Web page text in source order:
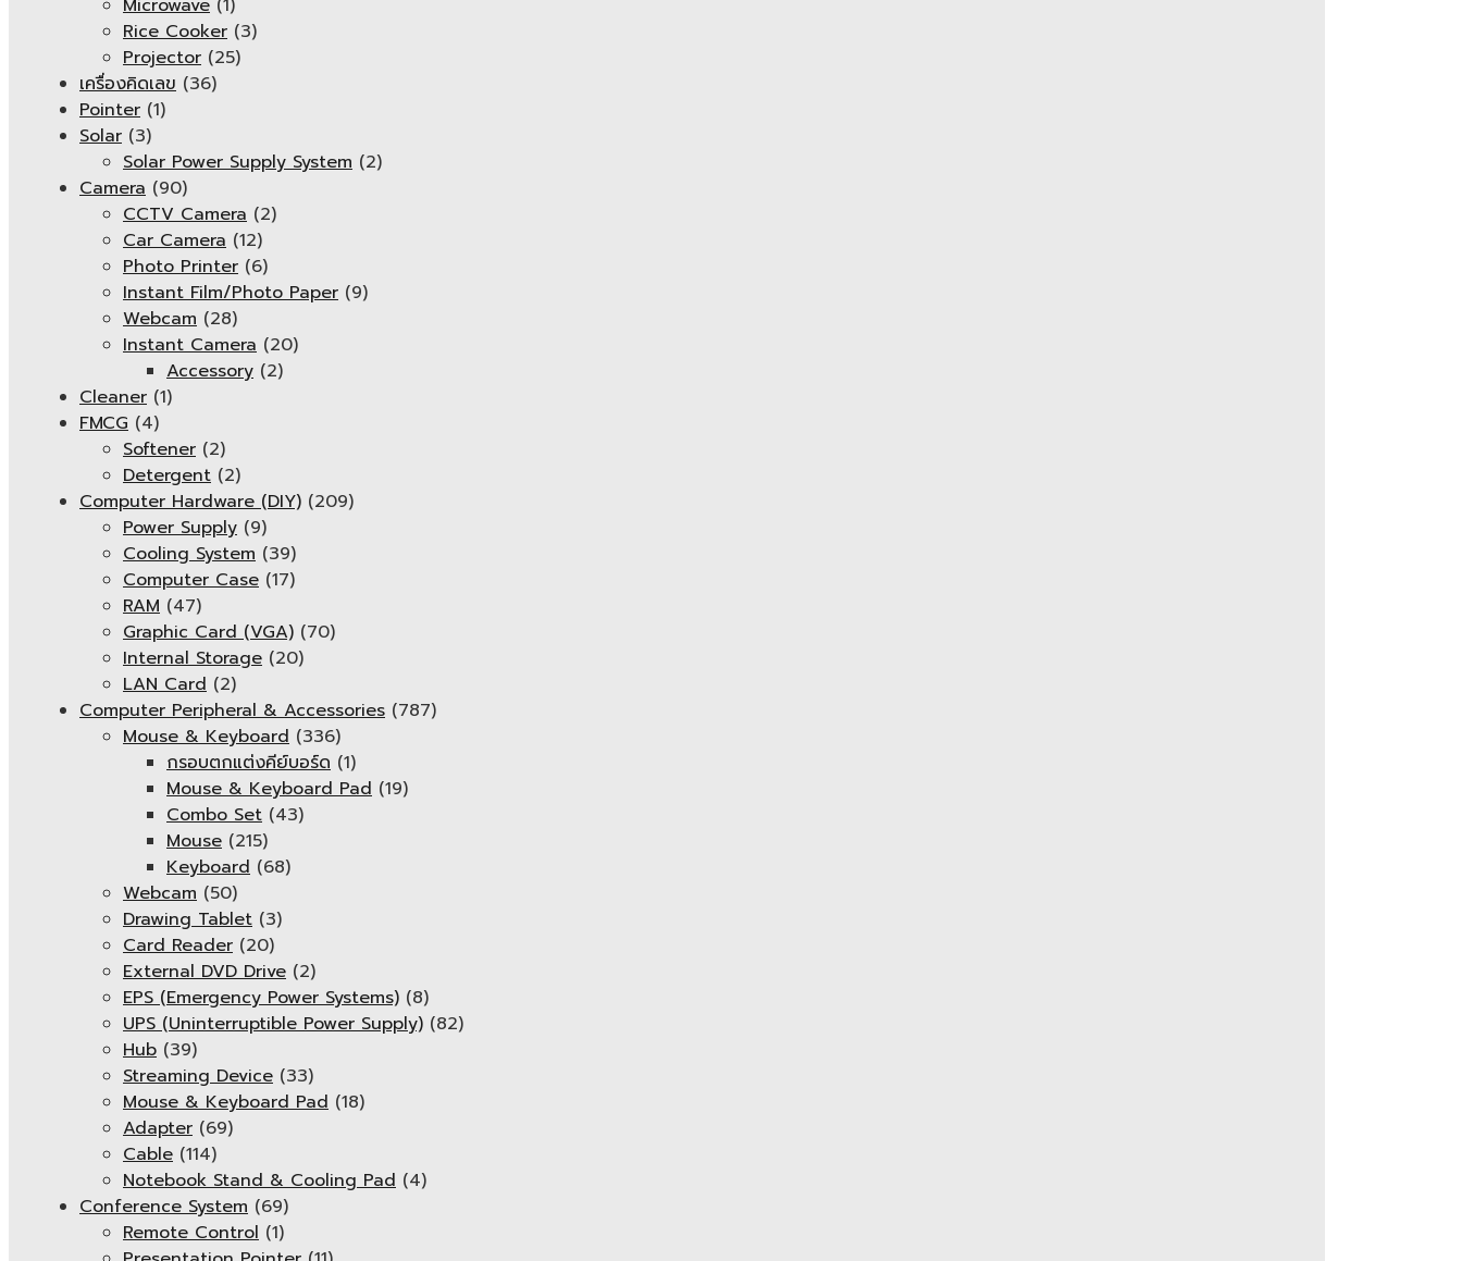
Microwave (1)
Rice Cooker (3)
Projector (25)
เครื่องคิดเลข (36)
Pointer (1)
Solar (3)
Solar Power Supply System (2)
Camera (90)
CCTV Camera (2)
Car Camera (12)
Photo Printer (6)
Instant Film/Photo Paper (9)
Webcam (28)
Instant Camera (20)
Accessory (2)
Cleaner (1)
FMCG (4)
Softener (2)
Detergent (2)
Computer Hardware (DIY) (209)
Power Supply (9)
Cooling System (39)
Computer Case (17)
RAM (47)
Graphic Card (VGA) (70)
Internal Storage (20)
LAN Card (2)
Computer Peripheral & Accessories (787)
Mouse & Keyboard (336)
กรอบตกแต่งคีย์บอร์ด (1)
Mouse & Keyboard Pad (19)
Combo Set (43)
Mouse (215)
Keyboard (68)
Webcam (50)
Drawing Tablet (3)
Card Reader (20)
External DVD Drive (2)
EPS (Emergency Power Systems) (8)
UPS (Uninterruptible Power Supply) (82)
Hub (39)
Streaming Device (33)
Mouse & Keyboard Pad (18)
Adapter (69)
Cable (114)
Notebook Stand & Cooling Pad (4)
Conference System (69)
Remote Control (1)